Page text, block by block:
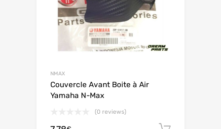
NMAX
Couvercle Avant Boite à Air
Yamaha N-Max
(0 reviews)